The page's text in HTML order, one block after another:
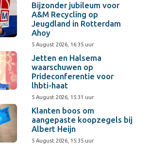
Bijzonder jubileum voor
A&M Recycling op
Jeugdland in Rotterdam
Ahoy
5 August 2026, 16:35 uur
Jetten en Halsema
waarschuwen op
Prideconferentie voor
lhbti-haat
5 August 2026, 15:31 uur
Klanten boos om
aangepaste koopzegels bij
Albert Heijn
5 August 2026, 15:35 uur